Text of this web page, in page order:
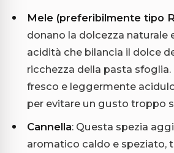
Mele (preferibilmente tipo
donano la dolcezza naturale
acidità che bilancia il dolce
ricchezza della pasta
fresco e leggermente
per evitare un gusto troppo
Cannella: Questa spezia
aromatico caldo e speziato,